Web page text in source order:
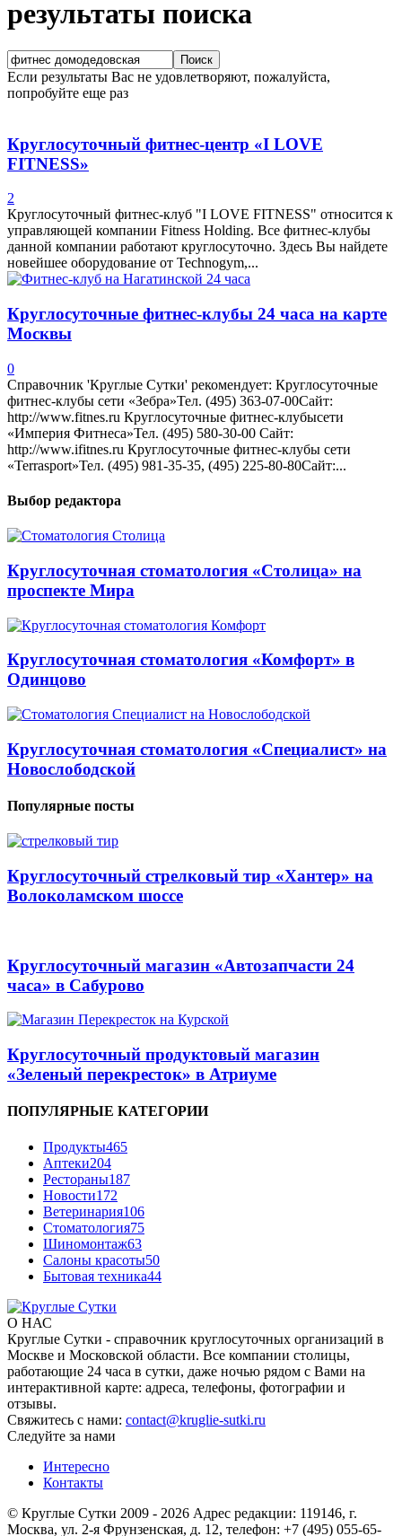
результаты поиска
Если результаты Вас не удовлетворяют, пожалуйста,
попробуйте еще раз
Круглосуточный фитнес-центр «I LOVE
FITNESS»
2
Круглосуточный фитнес-клуб "I LOVE FITNESS" относится к
управляющей компании Fitness Holding. Все фитнес-клубы
данной компании работают круглосуточно. Здесь Вы найдете
новейшее оборудование от Technogym,...
Круглосуточные фитнес-клубы 24 часа на карте
Москвы
0
Справочник 'Круглые Сутки' рекомендует: Круглосуточные
фитнес-клубы сети «Зебра»Тел. (495) 363-07-00Сайт:
http://www.fitnes.ru Круглосуточные фитнес-клубысети
«Империя Фитнеса»Тел. (495) 580-30-00 Сайт:
http://www.ifitnes.ru Круглосуточные фитнес-клубы сети
«Terrasport»Тел. (495) 981-35-35, (495) 225-80-80Сайт:...
Выбор редактора
Круглосуточная стоматология «Столица» на
проспекте Мира
Круглосуточная стоматология «Комфорт» в
Одинцово
Круглосуточная стоматология «Специалист» на
Новослободской
Популярные посты
Круглосуточный стрелковый тир «Хантер» на
Волоколамском шоссе
Круглосуточный магазин «Автозапчасти 24
часа» в Сабурово
Круглосуточный продуктовый магазин
«Зеленый перекресток» в Атриуме
ПОПУЛЯРНЫЕ КАТЕГОРИИ
Продукты465
Аптеки204
Рестораны187
Новости172
Ветеринария106
Стоматология75
Шиномонтаж63
Салоны красоты50
Бытовая техника44
О НАС
Круглые Сутки - справочник круглосуточных организаций в
Москве и Московской области. Все компании столицы,
работающие 24 часа в сутки, даже ночью рядом с Вами на
интерактивной карте: адреса, телефоны, фотографии и
отзывы.
Свяжитесь с нами: contact@kruglie-sutki.ru
Следуйте за нами
Интересно
Контакты
© Круглые Сутки 2009 - 2026 Адрес редакции: 119146, г.
Москва, ул. 2-я Фрунзенская, д. 12, телефон: +7 (495) 055-65-